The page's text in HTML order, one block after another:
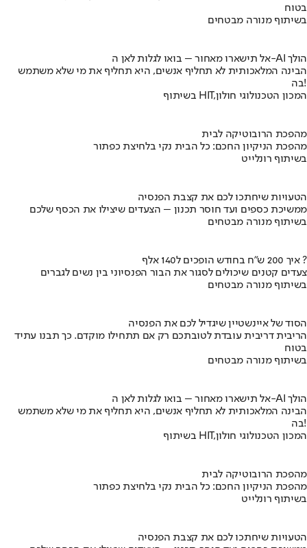
בטוח
בשיתוף מנורה מבטחים
אל תישארו מאחור – בואו לגלות לאן ה-AI הולך
הבינה המלאכותית לא תחליף אנשים, היא תחליף את מי שלא משתמש
בה!
בשיתוף HIT,המכון הטכנולוגי חולון
מהפכת הרובוטיקה לבית
מהפכת הניקיון החכם: כל הבית נקי בלחיצת כפתור
בשיתוף רונלייט
הטעויות שיחתכו לכם את קצבת הפנסיה
ממשיכת כספים ועד חוסר תכנון – הצעדים שיצילו את הכסף שלכם
בשיתוף מנורה מבטחים
איך 200 ש"ח בחודש הופכים ל140 אלף ?
צעדים קטנים שיכולים לסגור את הבור הפנסיוני בין נשים לגברים
בשיתוף מנורה מבטחים
הסוד של איינשטיין שיגדיל לכם את הפנסיה
הריבית דריבית עובדת לטובתכם רק אם תתחילו מוקדם. כך תבנו עתיד
בטוח
בשיתוף מנורה מבטחים
אל תישארו מאחור – בואו לגלות לאן ה-AI הולך
הבינה המלאכותית לא תחליף אנשים, היא תחליף את מי שלא משתמש
בה!
בשיתוף HIT,המכון הטכנולוגי חולון
מהפכת הרובוטיקה לבית
מהפכת הניקיון החכם: כל הבית נקי בלחיצת כפתור
בשיתוף רונלייט
הטעויות שיחתכו לכם את קצבת הפנסיה